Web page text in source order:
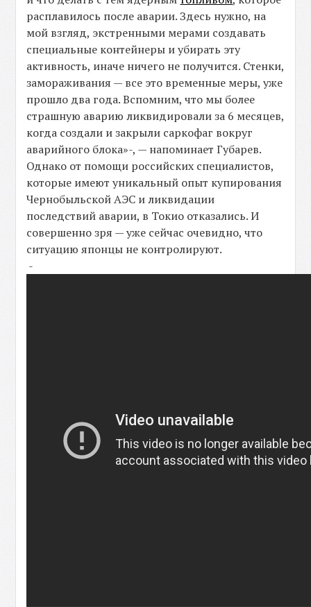
расплавилось после аварии. Здесь нужно, на
мой взгляд, экстренными мерами создавать
специальные контейнеры и убирать эту
активность, иначе ничего не получится. Стенки,
замораживания — все это временные меры, уже
прошло два года. Вспомним, что мы более
страшную аварию ликвидировали за 6 месяцев,
когда создали и закрыли саркофаг вокруг
аварийного блока»-, — напоминает Губарев.
Однако от помощи российских специалистов,
которые имеют уникальный опыт купирования
Чернобыльской АЭС и ликвидации
последствий аварии, в Токио отказались. И
совершенно зря — уже сейчас очевидно, что
ситуацию японцы не контролируют.
-